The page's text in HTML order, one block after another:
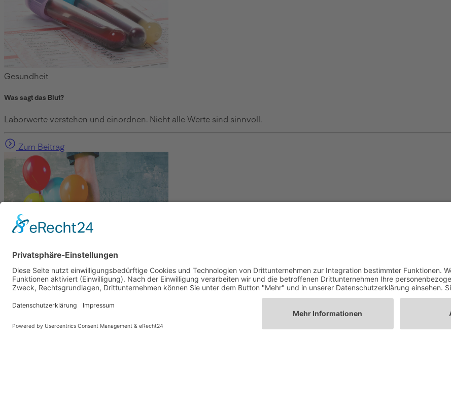
Gesundheit
Was sagt das Blut?
Laborwerte verstehen und einordnen. Nicht alle Werte sind sinnvoll.
Zum Beitrag
Gesundheit
Die Abnehmspritze und ihre Nebenwirkungen